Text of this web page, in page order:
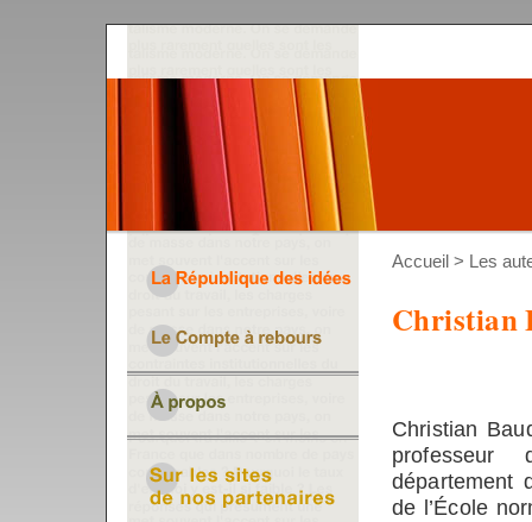
Accueil > Les
Christian
Christian
professeur
département
de l’École